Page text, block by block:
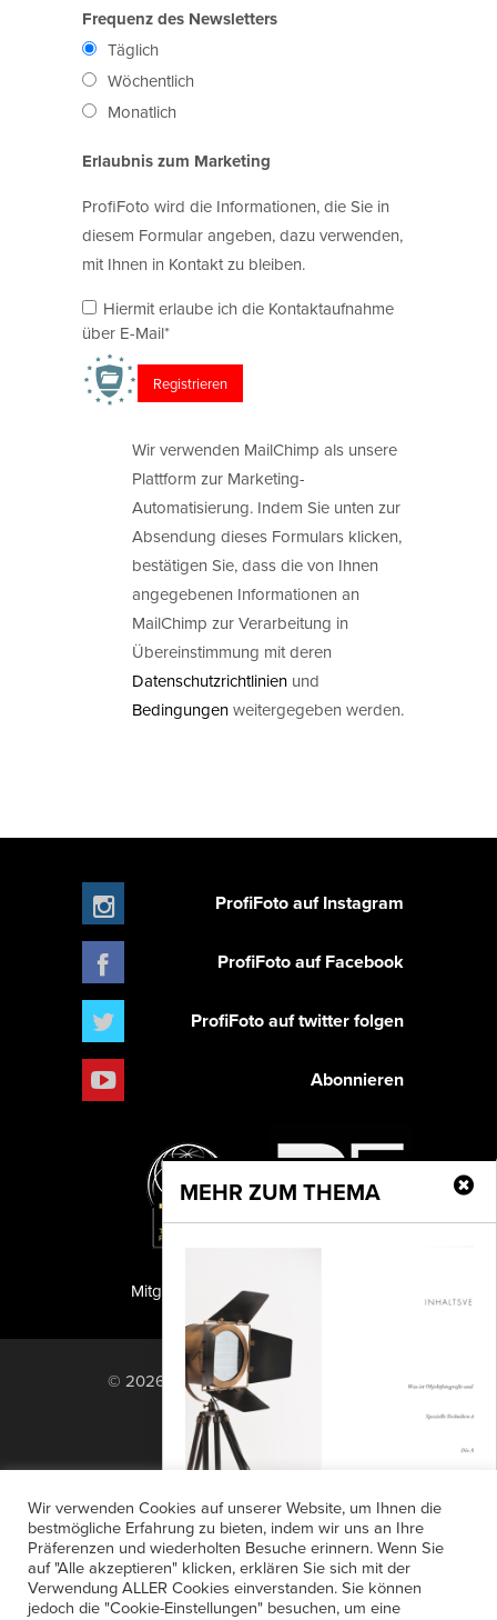
Frequenz des Newsletters
Täglich
Wöchentlich
Monatlich
Erlaubnis zum Marketing
ProfiFoto wird die Informationen, die Sie in
diesem Formular angeben, dazu verwenden,
mit Ihnen in Kontakt zu bleiben.
Hiermit erlaube ich die Kontaktaufnahme
über E-Mail*
Wir verwenden MailChimp als unsere
Plattform zur Marketing-
Automatisierung. Indem Sie unten zur
Absendung dieses Formulars klicken,
bestätigen Sie, dass die von Ihnen
angegebenen Informationen an
MailChimp zur Verarbeitung in
Übereinstimmung mit deren
Datenschutzrichtlinien und
Bedingungenweitergegeben werden.
MEHR ZUM THEMA
Einstieg in die Produktfotografie
In seinem 28seitigen E-Book zur
ProfiFoto auf Instagram
ProfiFoto auf Facebook
ProfiFoto auf twitter folgen
Abonnieren
PF Publishing GmbH
Mitglied der TIPA
© 2026 PF Publishing GmbH. All rights
reserved.
Nach oben
Anzeigensuche
Shop
Zahlungsarten
Widerrufsbelehrung
Datenschutz
AGB
Newsletter-Anmeldung
Wir verwenden Cookies auf unserer Website, um Ihnen die
bestmögliche Erfahrung zu bieten, indem wir uns an Ihre
Präferenzen und wiederholten Besuche erinnern. Wenn Sie
auf "Alle akzeptieren" klicken, erklären Sie sich mit der
Verwendung ALLER Cookies einverstanden. Sie können
jedoch die "Cookie-Einstellungen" besuchen, um eine